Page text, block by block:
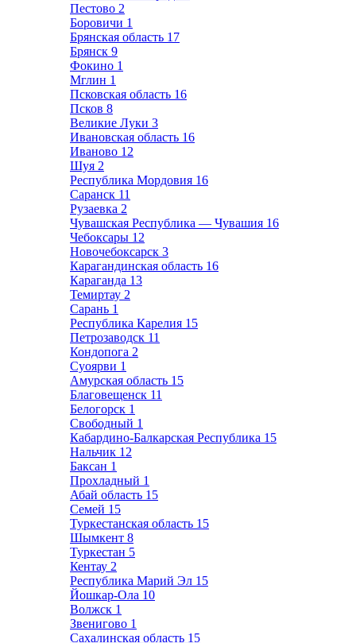
Пестово 2
Боровичи 1
Брянская область 17
Брянск 9
Фокино 1
Мглин 1
Псковская область 16
Псков 8
Великие Луки 3
Ивановская область 16
Иваново 12
Шуя 2
Республика Мордовия 16
Саранск 11
Рузаевка 2
Чувашская Республика — Чувашия 16
Чебоксары 12
Новочебоксарск 3
Карагандинская область 16
Караганда 13
Темиртау 2
Сарань 1
Республика Карелия 15
Петрозаводск 11
Кондопога 2
Суоярви 1
Амурская область 15
Благовещенск 11
Белогорск 1
Свободный 1
Кабардино-Балкарская Республика 15
Нальчик 12
Баксан 1
Прохладный 1
Абай область 15
Семей 15
Туркестанская область 15
Шымкент 8
Туркестан 5
Кентау 2
Республика Марий Эл 15
Йошкар-Ола 10
Волжск 1
Звенигово 1
Сахалинская область 15